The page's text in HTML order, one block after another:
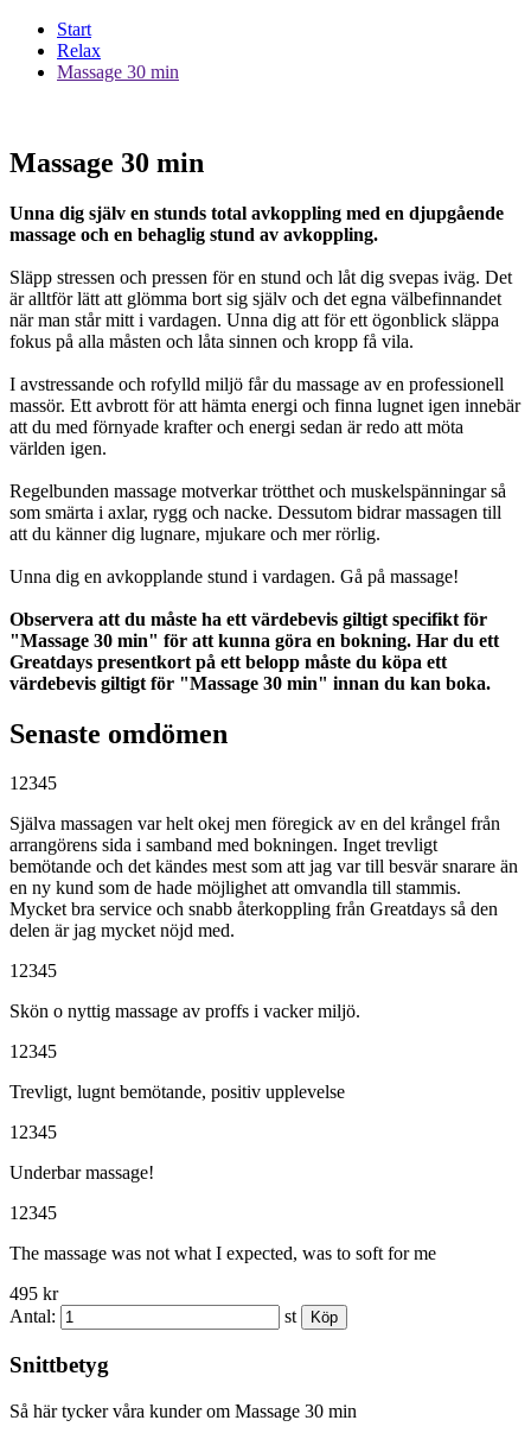
Start
Relax
Massage 30 min
Massage 30 min
Unna dig själv en stunds total avkoppling med en djupgående
massage och en behaglig stund av avkoppling.
Släpp stressen och pressen för en stund och låt dig svepas iväg. Det
är alltför lätt att glömma bort sig själv och det egna välbefinnandet
när man står mitt i vardagen. Unna dig att för ett ögonblick släppa
fokus på alla måsten och låta sinnen och kropp få vila.
I avstressande och rofylld miljö får du massage av en professionell
massör. Ett avbrott för att hämta energi och finna lugnet igen innebär
att du med förnyade krafter och energi sedan är redo att möta
världen igen.
Regelbunden massage motverkar trötthet och muskelspänningar så
som smärta i axlar, rygg och nacke. Dessutom bidrar massagen till
att du känner dig lugnare, mjukare och mer rörlig.
Unna dig en avkopplande stund i vardagen. Gå på massage!
Observera att du måste ha ett värdebevis giltigt specifikt för
"Massage 30 min" för att kunna göra en bokning. Har du ett
Greatdays presentkort på ett belopp måste du köpa ett
värdebevis giltigt för "Massage 30 min" innan du kan boka.
Senaste omdömen
12345
Själva massagen var helt okej men föregick av en del krångel från
arrangörens sida i samband med bokningen. Inget trevligt
bemötande och det kändes mest som att jag var till besvär snarare än
en ny kund som de hade möjlighet att omvandla till stammis.
Mycket bra service och snabb återkoppling från Greatdays så den
delen är jag mycket nöjd med.
12345
Skön o nyttig massage av proffs i vacker miljö.
12345
Trevligt, lugnt bemötande, positiv upplevelse
12345
Underbar massage!
12345
The massage was not what I expected, was to soft for me
495 kr
Antal:
st
Snittbetyg
Så här tycker våra kunder om Massage 30 min